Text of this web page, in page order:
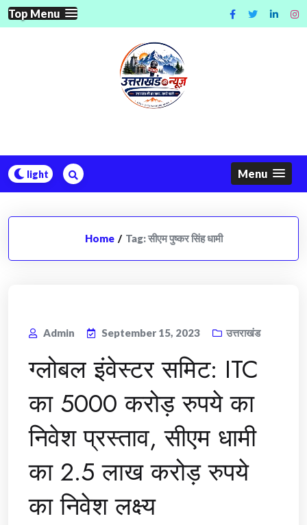
Skip
to
Top Menu
Menu
Home / Tag:सीएम पुष्कर सिंह धामी
Admin September 15, 2023 उत्तराखंड
ग्लोबल इंवेस्टर समिट: ITC
का 5000 करोड़ रुपये का
निवेश प्रस्ताव, सीएम धामी
का 2.5 लाख करोड़ रुपये
का निवेश लक्ष्य